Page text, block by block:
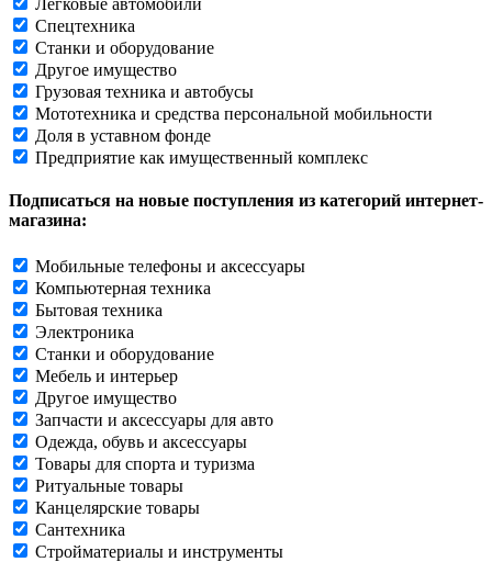
Легковые автомобили
Спецтехника
Станки и оборудование
Другое имущество
Грузовая техника и автобусы
Мототехника и средства персональной мобильности
Доля в уставном фонде
Предприятие как имущественный комплекс
Подписаться на новые поступления из категорий интернет-
магазина:
Мобильные телефоны и аксессуары
Компьютерная техника
Бытовая техника
Электроника
Станки и оборудование
Мебель и интерьер
Другое имущество
Запчасти и аксессуары для авто
Одежда, обувь и аксессуары
Товары для спорта и туризма
Ритуальные товары
Канцелярские товары
Сантехника
Стройматериалы и инструменты